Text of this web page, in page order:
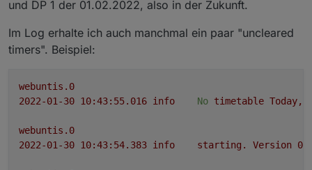
und DP 1 der 01.02.2022, also in der Zukunft.
Im Log erhalte ich auch manchmal ein paar "uncleared
timers". Beispiel:
webuntis.0
info No timetable Today,
webuntis.0
info starting. Version